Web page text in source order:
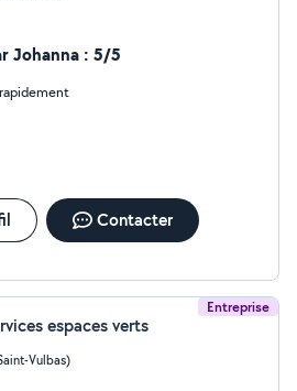
Johanna : 5/5
Contacter
Entreprise
espaces verts
Vulbas)